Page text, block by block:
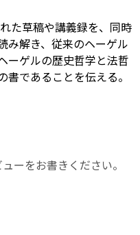
た草稿や講義録を、同時
み解き、従来のヘーゲル
ーゲルの歴史哲学と法哲
であることを伝える。
ーをお書きください。